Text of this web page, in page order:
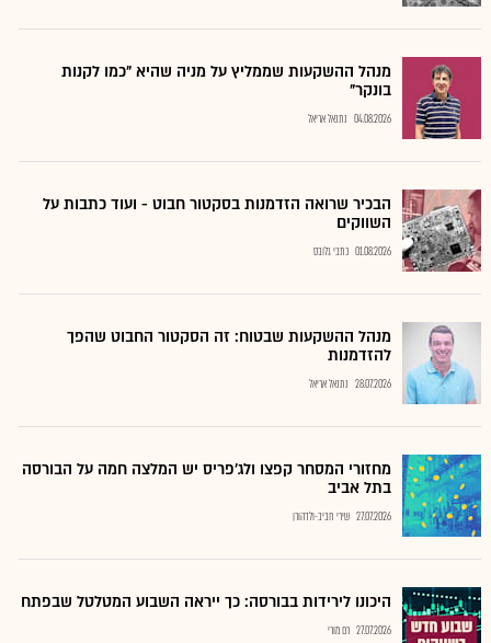
מנהל ההשקעות שממליץ על מניה שהיא "כמו לקנות
בונקר"
04.08.2026 נתנאל אריאל
הבכיר שרואה הזדמנות בסקטור חבוט - ועוד כתבות על
השווקים
01.08.2026 כתבי גלובס
מנהל ההשקעות שבטוח: זה הסקטור החבוט שהפך
להזדמנות
28.07.2026 נתנאל אריאל
מחזורי המסחר קפצו ולג'פריס יש המלצה חמה על הבורסה
בתל אביב
27.07.2026 שירי חביב-ולדהורן
היכונו לירידות בבורסה: כך ייראה השבוע המטלטל שבפתח
27.07.2026 רם מורי